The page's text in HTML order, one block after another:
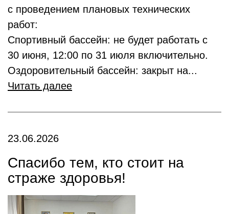
с проведением плановых технических
работ:
Спортивный бассейн: не будет работать с
30 июня, 12:00 по 31 июля включительно.
Оздоровительный бассейн: закрыт на...
Читать далее
23.06.2026
Спасибо тем, кто стоит на
страже здоровья!